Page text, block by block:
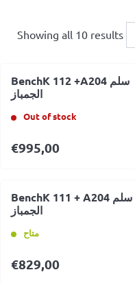
Showing all 10 results
BenchK 112 +A204 سلم
الجمباز
Out of stock
€995,00
BenchK 111 + A204 سلم
الجمباز
متاح
€829,00